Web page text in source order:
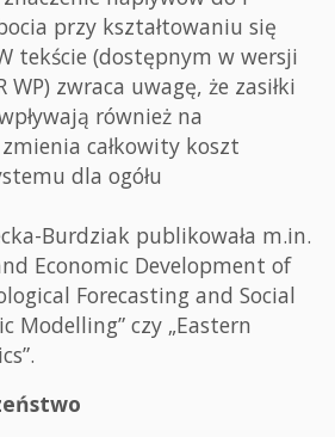
przy kształtowaniu się
tekście (dostępnym w wersji
WP) zwraca uwagę, że zasiłki
również na
całkowity koszt
dla ogółu
Burdziak publikowała m.in.
Economic Development of
Forecasting and Social
Modelling” czy „Eastern